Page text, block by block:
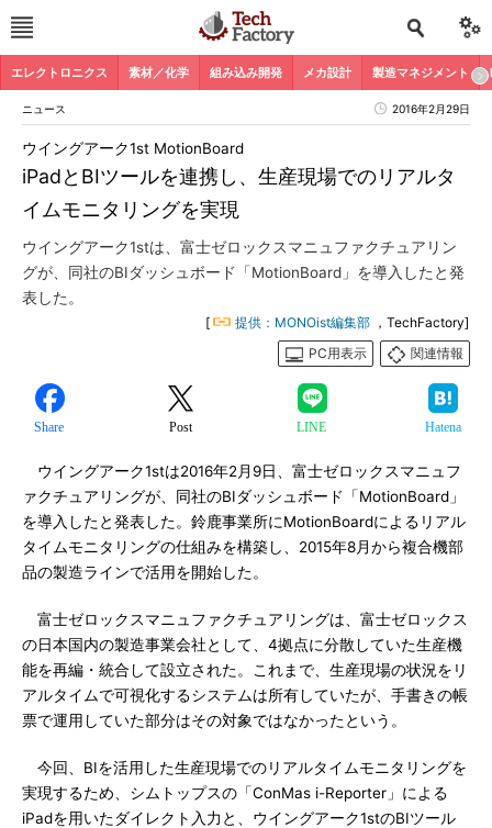
エレクトロニクス 素材／化学 組み込み開発 メカ設計 製造マネジメント
ニュース 2016年2月29日
iPadとBIツールを連携し、生産現場でのリアルタ
イムモニタリングを実現
ウイングアーク1st MotionBoard
ウイングアーク1stは、富士ゼロックスマニュファクチュアリン
グが、同社のBIダッシュボード「MotionBoard」を導入したと発
表した。
[ 提供：MONOist編集部 ，TechFactory]
PC用表示
関連情報
Share Post LINE Hatena
ウイングアーク1stは2016年2月9日、富士ゼロックスマニュフ
ァクチュアリングが、同社のBIダッシュボード「MotionBoard」
を導入したと発表した。鈴鹿事業所にMotionBoardによるリアル
タイムモニタリングの仕組みを構築し、2015年8月から複合機部
品の製造ラインで活用を開始した。
富士ゼロックスマニュファクチュアリングは、富士ゼロックス
の日本国内の製造事業会社として、4拠点に分散していた生産機
能を再編・統合して設立された。これまで、生産現場の状況をリ
アルタイムで可視化するシステムは所有していたが、手書きの帳
票で運用していた部分はその対象ではなかったという。
今回、BIを活用した生産現場でのリアルタイムモニタリングを
実現するため、シムトップスの「ConMas i-Reporter」による
iPadを用いたダイレクト入力と、ウイングアーク1stのBIツール